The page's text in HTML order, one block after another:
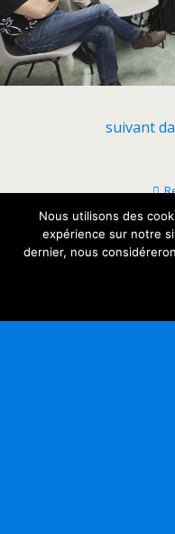
suivant
Mobile
Nous utilisons des
expérience sur notre
dernier, nous